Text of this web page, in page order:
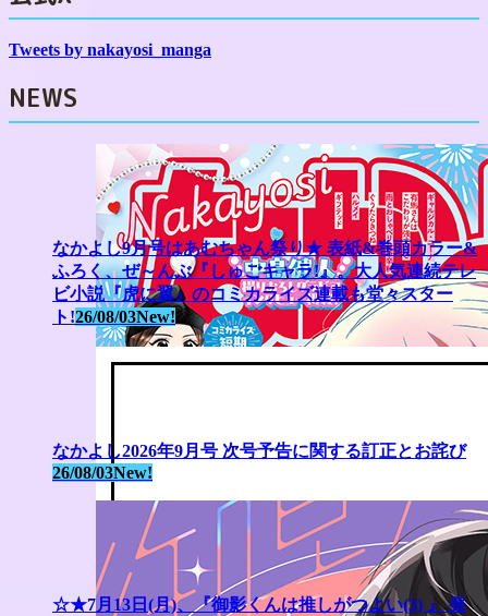
Tweets by nakayosi_manga
NEWS
なかよし9月号はあむちゃん祭り★ 表紙&巻頭カラー&
ふろく、ぜ～んぶ『しゅごキャラ!』。大人気連続テレ
ビ小説『虎に翼』のコミカライズ連載も堂々スター
ト!26/08/03New!
なかよし2026年9月号 次号予告に関する訂正とお詫び
26/08/03New!
☆★7月13日(月)、『御影くんは推しがつよい(3) 』 発